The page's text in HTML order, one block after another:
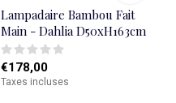
Lampadaire Bambou Fait
Main - Dahlia D50xH163cm
€178,00
Taxes incluses